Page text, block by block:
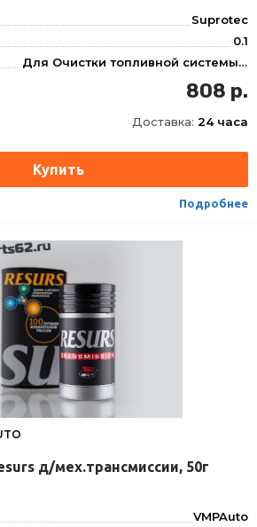
Suprotec
0.1
Для Очистки топливной системы, Для Дизеля
808 р.
Доставка: 24 часа
Подробнее
д/мех.трансмиссии, 50г
VMPAuto